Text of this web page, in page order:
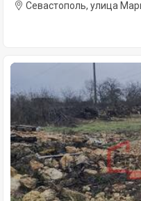
Севастополь, улица